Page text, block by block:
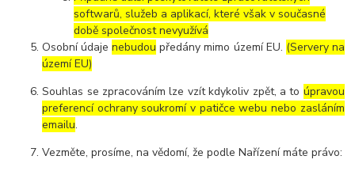
softwarů, služeb a aplikací, které však v současné
době společnost nevyužívá
Osobní údajenebudou předány mimo území EU. (Servery na
území EU)
Souhlas se zpracováním lze vzít kdykoliv zpět, a to úpravou
preferencí ochrany soukromí v patičce webu nebo zasláním
emailu.
Vezměte, prosíme, na vědomí, že podle Nařízení máte právo: